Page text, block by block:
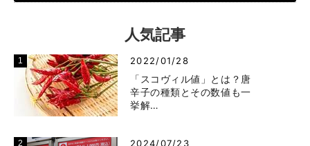
人気記事
2022/01/28
「スコヴィル値」とは？唐
辛子の種類とその数値も一
挙解…
2024/07/23